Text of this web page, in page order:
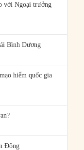
với Ngoại trưởng
Bình Dương
hiểm quốc gia
Đông